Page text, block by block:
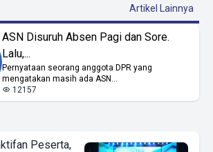
Artikel Lainnya
ASN Disuruh Absen Pagi dan Sore.
Lalu,...
Pernyataan seorang anggota DPR yang
mengatakan masih ada ASN...
12157
Peserta,